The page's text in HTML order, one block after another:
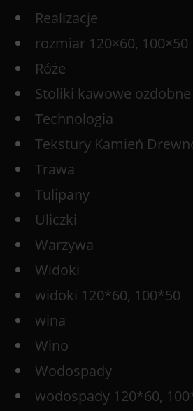
Realizacje
rozmiar 120×60, 100×50
Róże
Stoliki kawowe ozdobne
Technologia
Tekstury Kamień
Trawa
Tulipany
Uliczki
Warzywa
Widoki
widoki 120*60, 100*50
wina
Wino
Wodospady
wodospady 120*60,